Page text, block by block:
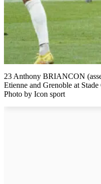
23 Anthony BRIANCON
Etienne and Grenoble at
Photo by Icon sport